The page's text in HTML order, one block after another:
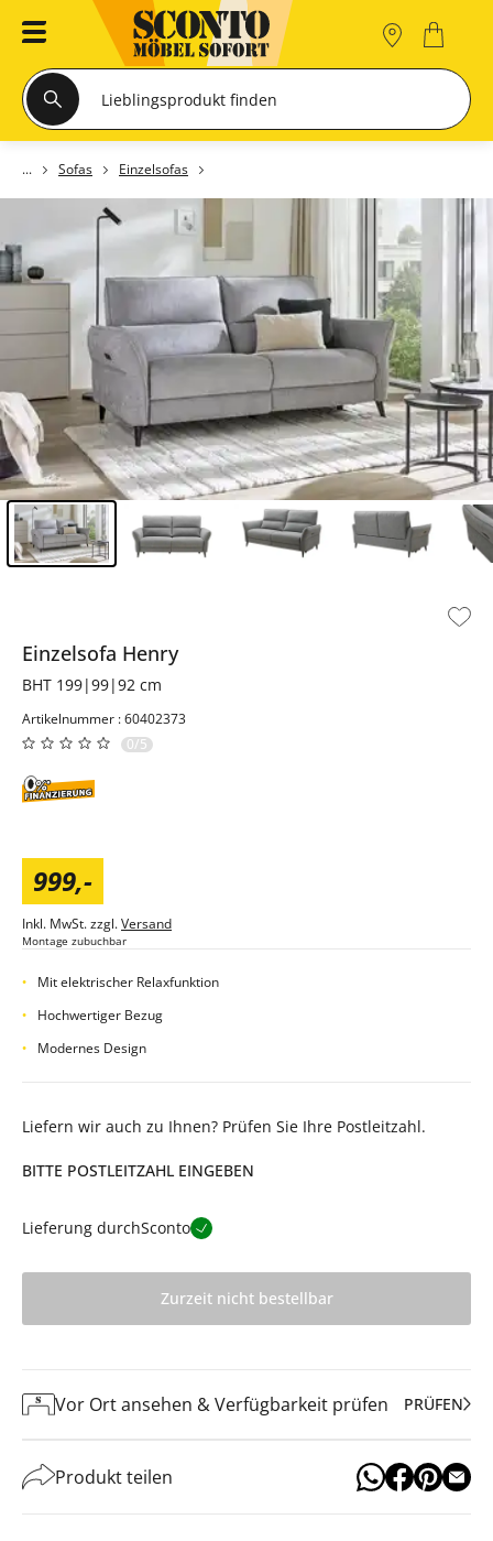
Sofas Einzelsofas
Einzelsofa Henry
BHT 199|99|92 cm
Artikelnummer : 60402373
0/5
999,-
Inkl. MwSt. zzgl.Versand
Montage zubuchbar
Mit elektrischer Relaxfunktion
Hochwertiger Bezug
Modernes Design
Liefern wir auch zu Ihnen? Prüfen Sie Ihre Postleitzahl.
BITTE POSTLEITZAHL EINGEBEN
Lieferung durchSconto
Zurzeit nicht bestellbar
Vor Ort ansehen & Verfügbarkeit prüfen PRÜFEN
Produkt teilen